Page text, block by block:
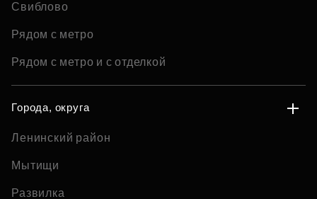
Свиблово
Рядом с метро
Рядом с метро и с отделкой
Города, округа
Ленинский район
Мытищи
Развилка